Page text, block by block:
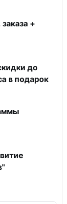
+
до
в подарок